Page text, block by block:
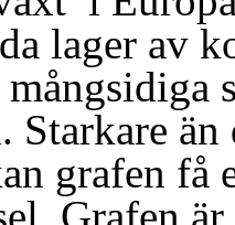
lager av
än
grafen få